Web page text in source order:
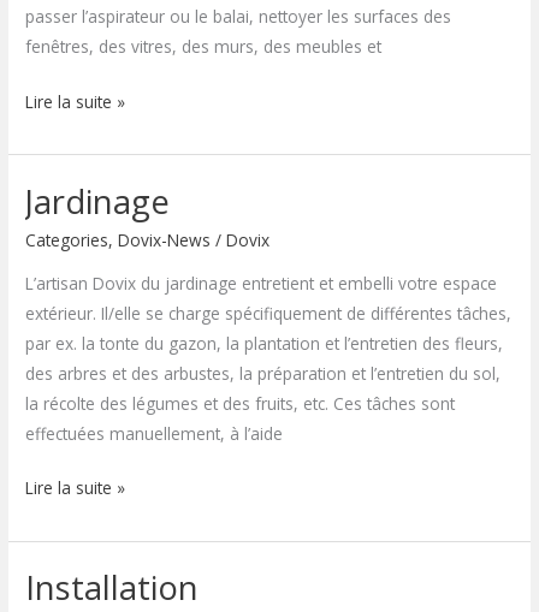
passer l’aspirateur ou le balai, nettoyer les surfaces des
fenêtres, des vitres, des murs, des meubles et
Lire la suite »
Jardinage
Categories,Dovix-News /Dovix
L’artisan Dovix du jardinage entretient et embelli votre espace
extérieur. Il/elle se charge spécifiquement de différentes tâches,
par ex. la tonte du gazon, la plantation et l’entretien des fleurs,
des arbres et des arbustes, la préparation et l’entretien du sol,
la récolte des légumes et des fruits, etc. Ces tâches sont
effectuées manuellement, à l’aide
Jardinage
Lire la suite »
Installation
Installation